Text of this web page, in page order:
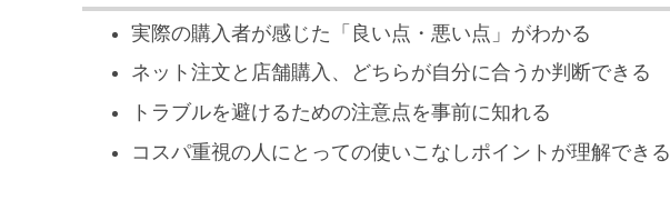
実際の購入者が感じた「良い点・悪い点」がわかる
ネット注文と店舗購入、どちらが自分に合うか判断できる
トラブルを避けるための注意点を事前に知れる
コスパ重視の人にとっての使いこなしポイントが理解できる